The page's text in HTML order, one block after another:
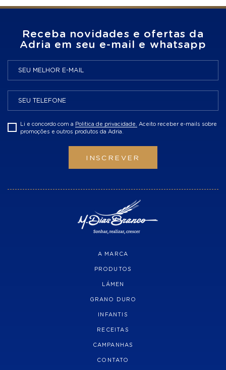
Receba novidades e ofertas da
Adria em seu e-mail e whatsapp
Li e concordo com a Politica de privacidade. Aceito receber e-mails sobre
promoções e outros produtos da Adria.
INSCREVER
A MARCA
PRODUTOS
LÁMEN
GRANO DURO
INFANTIS
RECEITAS
CAMPANHAS
CONTATO